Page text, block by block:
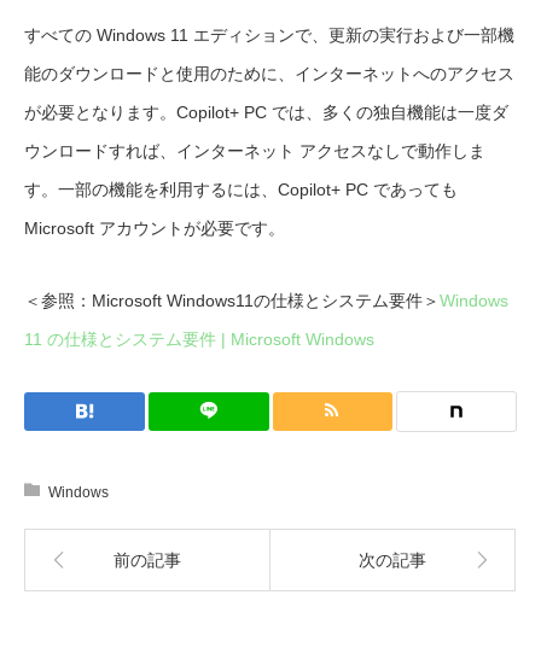
すべての Windows 11 エディションで、更新の実行および一部機
能のダウンロードと使用のために、インターネットへのアクセス
が必要となります。Copilot+ PC では、多くの独自機能は一度ダ
ウンロードすれば、インターネット アクセスなしで動作しま
す。一部の機能を利用するには、Copilot+ PC であっても
Microsoft アカウントが必要です。
＜参照：Microsoft Windows11の仕様とシステム要件＞Windows
11 の仕様とシステム要件 | Microsoft Windows
Windows
前の記事 次の記事